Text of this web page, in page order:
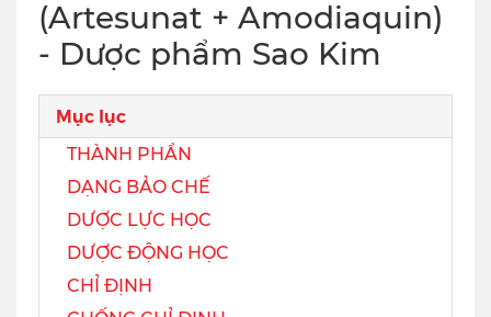
(Artesunat + Amodiaquin)
- Dược phẩm Sao Kim
Mục lục
THÀNH PHẦN
DẠNG BẢO CHẾ
DƯỢC LỰC HỌC
DƯỢC ĐỘNG HỌC
CHỈ ĐỊNH